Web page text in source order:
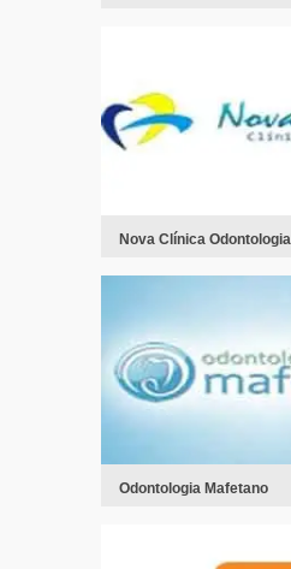
Nova Clínica Odontologia
Odontologia Mafetano